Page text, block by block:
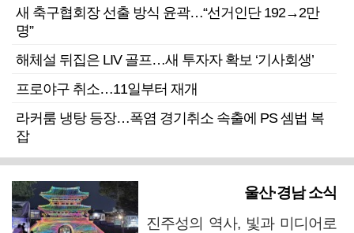
새 축구협회장 선출 방식 윤곽…“선거인단 192→2만
명”
해체설 뒤집은 LIV 골프…새 투자자 확보 ‘기사회생’
프로야구 취소…11일부터 재개
라커룸 냉탕 등장…폭염 경기취소 속출에 PS 셈법 복
잡
울산·경남 소식
진주성의 역사, 빛과 미디어로